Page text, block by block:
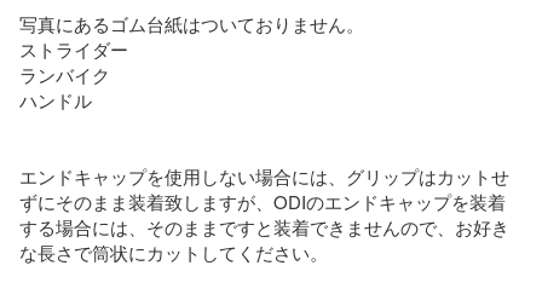
写真にあるゴム台紙はついておりません。
ストライダー
ランバイク
ハンドル
エンドキャップを使用しない場合には、グリップはカットせ
ずにそのまま装着致しますが、ODIのエンドキャップを装着
する場合には、そのままですと装着できませんので、お好き
な長さで筒状にカットしてください。